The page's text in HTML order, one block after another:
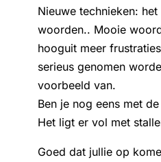
Nieuwe technieken:
woorden.. Mooie
hooguit meer
serieus genomen
voorbeeld van.
Ben je nog eens met
Het ligt er vol met
Goed dat jullie op